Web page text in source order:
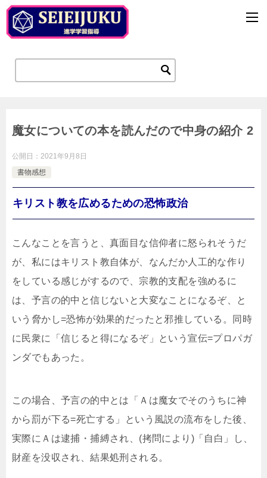
魔女についての本を読んだので中身の紹介 2
公開日： 2021年9月8日
書物感想
キリスト教を広めるための恐怖政治
こんなことを言うと、真面目な信仰者に怒られそうだ
が、私にはキリスト教自体が、なんだか人工的な作り
をしている感じがするので、宗教的支配を強めるに
は、予言の的中と信じないと大変なことになるぞ、と
いう脅かし=恐怖が効果的だったと邪推している。同時
に民衆に「信じると得になるぞ」という宣伝=プロパガ
ンダでもあった。
この場合、予言の的中とは「Ａは魔女でそのうちに神
から罰が下る=死亡する」という風説の流布をした後、
実際にＡは逮捕・捕縛され、(拷問により)「自白」し、
財産を没収され、結果処刑される。